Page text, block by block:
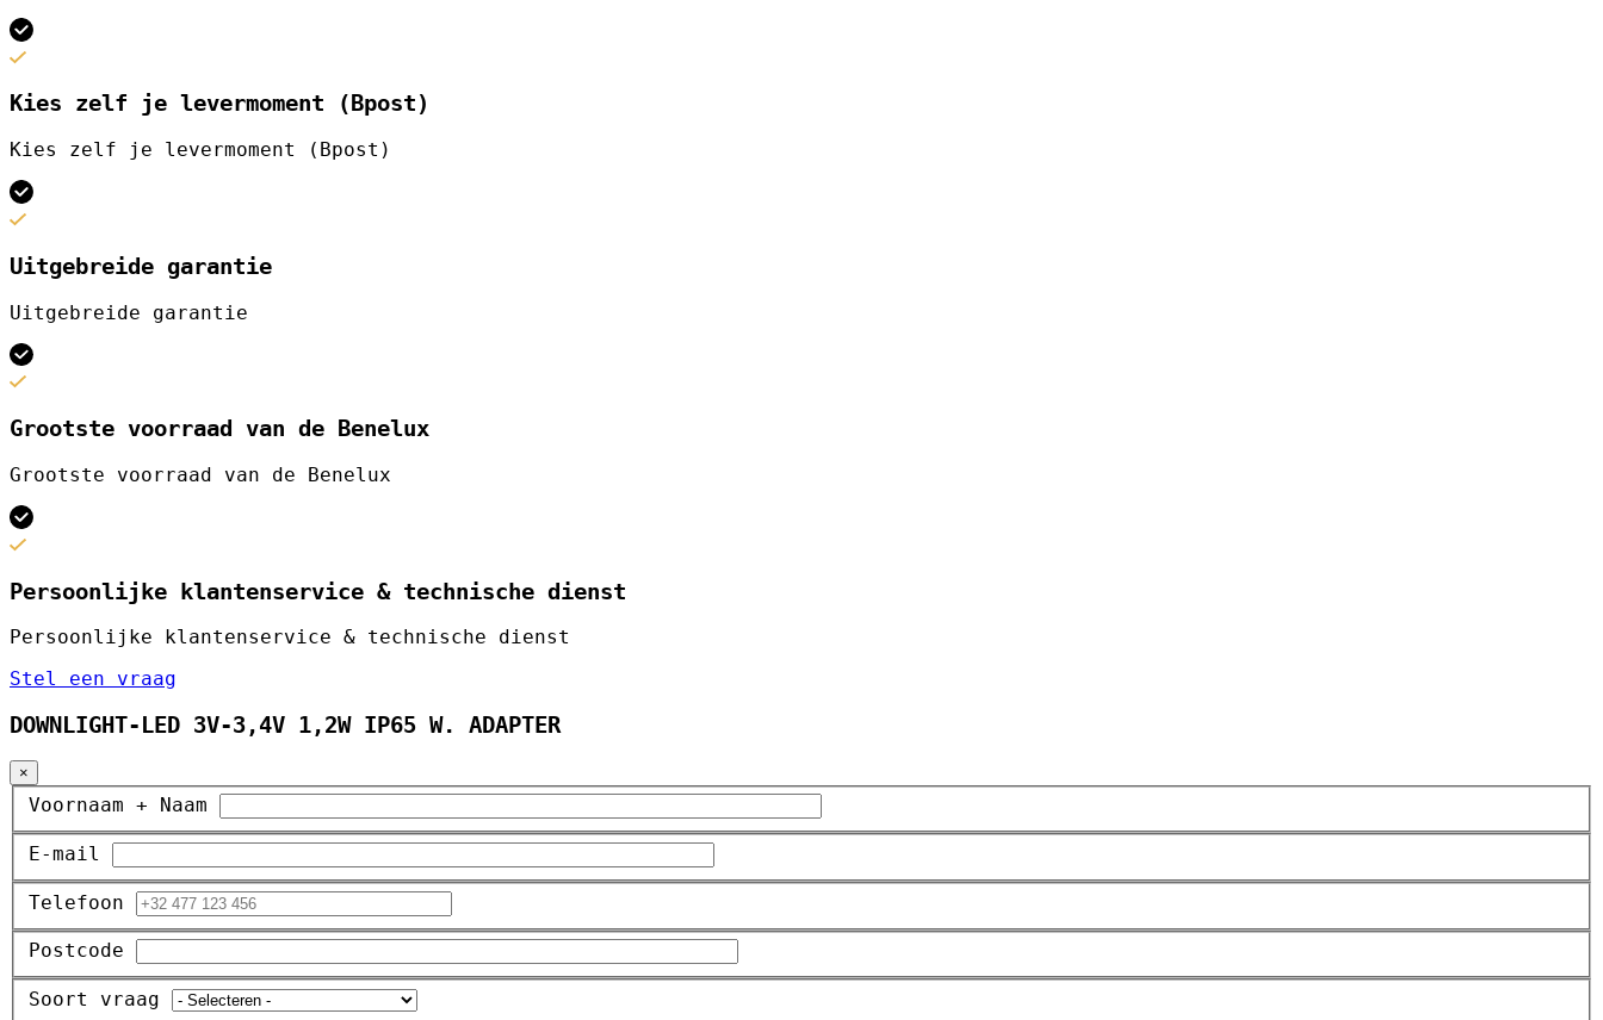
Kies zelf je levermoment (Bpost)
Kies zelf je levermoment (Bpost)
Uitgebreide garantie
Uitgebreide garantie
Grootste voorraad van de Benelux
Grootste voorraad van de Benelux
Persoonlijke klantenservice & technische dienst
Persoonlijke klantenservice & technische dienst
Stel een vraag
DOWNLIGHT-LED 3V-3,4V 1,2W IP65 W. ADAPTER
×
Voornaam + Naam
E-mail
Telefoon
Postcode
Soort vraag